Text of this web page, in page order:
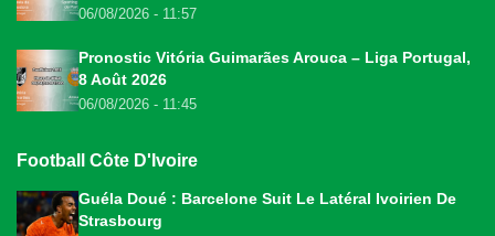
06/08/2026 - 11:57
Pronostic Vitória Guimarães Arouca – Liga Portugal,
8 Août 2026
06/08/2026 - 11:45
Football Côte D'Ivoire
Guéla Doué : Barcelone Suit Le Latéral Ivoirien De
Strasbourg